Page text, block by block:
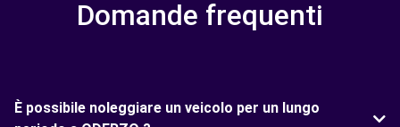
Domande frequenti
È possibile noleggiare un veicolo per un lungo